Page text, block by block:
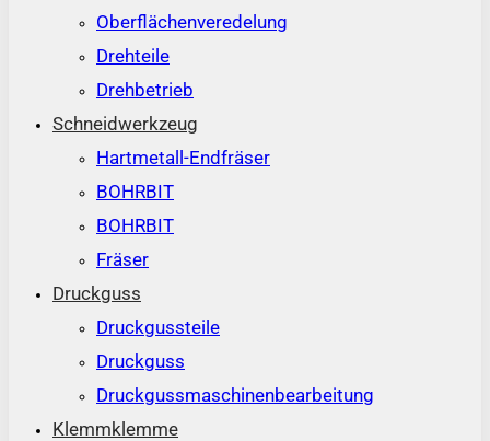
Oberflächenveredelung
Drehteile
Drehbetrieb
Schneidwerkzeug
Hartmetall-Endfräser
BOHRBIT
BOHRBIT
Fräser
Druckguss
Druckgussteile
Druckguss
Druckgussmaschinenbearbeitung
Klemmklemme